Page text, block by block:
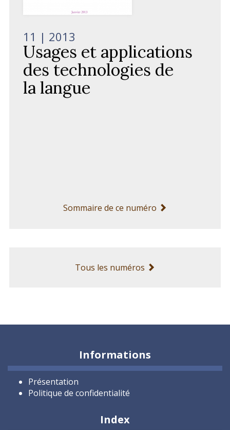
11 | 2013
Usages et applications
des technologies de
la langue
Sommaire de ce numéro
Tous les numéros
Informations
Présentation
Politique de confidentialité
Index